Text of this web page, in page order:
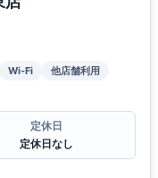
Wi-Fi
他店舗利用
定休日
定休日なし